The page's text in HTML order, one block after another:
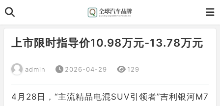
上市限时指导价10.98万元-13.78万元
admin 2026-04-29 129
4月28日，“主流精品电混SUV引领者”吉利银河M7